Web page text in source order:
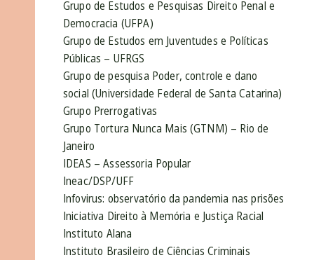
Grupo de Estudos e Pesquisas Direito Penal e
Democracia (UFPA)
Grupo de Estudos em Juventudes e Políticas
Públicas – UFRGS
Grupo de pesquisa Poder, controle e dano
social (Universidade Federal de Santa Catarina)
Grupo Prerrogativas
Grupo Tortura Nunca Mais (GTNM) – Rio de
Janeiro
IDEAS – Assessoria Popular
Ineac/DSP/UFF
Infovirus: observatório da pandemia nas prisões
Iniciativa Direito à Memória e Justiça Racial
Instituto Alana
Instituto Brasileiro de Ciências Criminais